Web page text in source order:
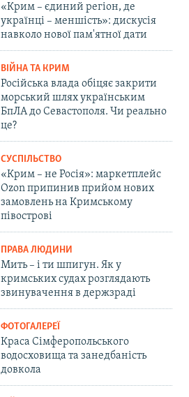
«Крим – єдиний регіон, де
українці – меншість»: дискусія
навколо нової пам'ятної дати
ВІЙНА ТА КРИМ
Російська влада обіцяє закрити
морський шлях українським
БпЛА до Севастополя. Чи реально
це?
СУСПІЛЬСТВО
«Крим – не Росія»: маркетплейс
Ozon припинив прийом нових
замовлень на Кримському
півострові
ПРАВА ЛЮДИНИ
Мить – і ти шпигун. Як у
кримських судах розглядають
звинувачення в держзраді
ФОТОГАЛЕРЕЇ
Краса Сімферопольського
водосховища та занедбаність
довкола